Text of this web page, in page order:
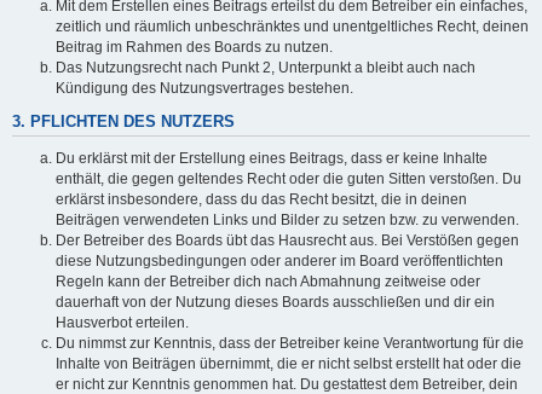
Mit dem Erstellen eines Beitrags erteilst du dem Betreiber ein einfaches,
zeitlich und räumlich unbeschränktes und unentgeltliches Recht, deinen
Beitrag im Rahmen des Boards zu nutzen.
Das Nutzungsrecht nach Punkt 2, Unterpunkt a bleibt auch nach
Kündigung des Nutzungsvertrages bestehen.
3. PFLICHTEN DES NUTZERS
Du erklärst mit der Erstellung eines Beitrags, dass er keine Inhalte
enthält, die gegen geltendes Recht oder die guten Sitten verstoßen. Du
erklärst insbesondere, dass du das Recht besitzt, die in deinen
Beiträgen verwendeten Links und Bilder zu setzen bzw. zu verwenden.
Der Betreiber des Boards übt das Hausrecht aus. Bei Verstößen gegen
diese Nutzungsbedingungen oder anderer im Board veröffentlichten
Regeln kann der Betreiber dich nach Abmahnung zeitweise oder
dauerhaft von der Nutzung dieses Boards ausschließen und dir ein
Hausverbot erteilen.
Du nimmst zur Kenntnis, dass der Betreiber keine Verantwortung für die
Inhalte von Beiträgen übernimmt, die er nicht selbst erstellt hat oder die
er nicht zur Kenntnis genommen hat. Du gestattest dem Betreiber, dein